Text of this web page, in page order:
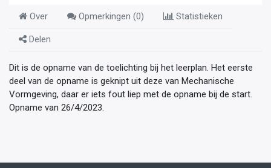
Over Opmerkingen (0) Statistieken
Delen
Dit is de opname van de toelichting bij het leerplan. Het eerste
deel van de opname is geknipt uit deze van Mechanische
Vormgeving, daar er iets fout liep met de opname bij de start.
Opname van 26/4/2023.